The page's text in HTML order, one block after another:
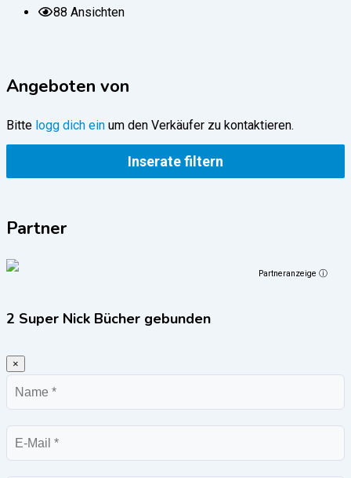
88 Ansichten
Angeboten von
Bitte logg dich ein um den Verkäufer zu kontaktieren.
Inserate filtern
Partner
Partneranzeige ⓘ
2 Super Nick Bücher gebunden
×
Name
E-
Mail